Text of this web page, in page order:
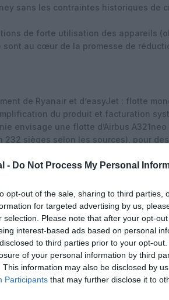
- Do Not Process My Personal
opt-out of the sale, sharing to third parties,
for targeted advertising by us,
selection. Please note that after your opt-
interest-based ads based on personal
to third parties prior to your opt-
of your personal information by third
This information may also be disclosed by
Participants that may further disclose it to
sans les contraintes historiques de
de forte utilisation des appareils
sont au cœur de la promesse de
de Ryanair et d’easyJet : flotte
du produit et facturation
envisage une flotte d’Airbus
sièges selon les sources), pour
Western Sydney – notamment
un possible ajout ultérieur du Gold
de base très bas, en-dessous des
de tous les suppléments : bagage en
flexibilité et autres options. Sur son
des bases présenté comme inédit en
avions, réduire les coûts équipage et
nuitées.
concurrentiel